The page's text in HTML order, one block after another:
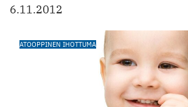
6.11.2012
ATOOPPINEN IHOTTUMA